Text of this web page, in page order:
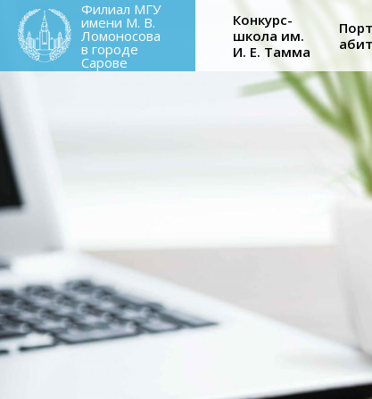
Перейти
основному
Филиал МГУ
имени М. В.
Ломоносова
в городе
Сарове
Main
Конкурс-
школа им.
И. Е. Тамма